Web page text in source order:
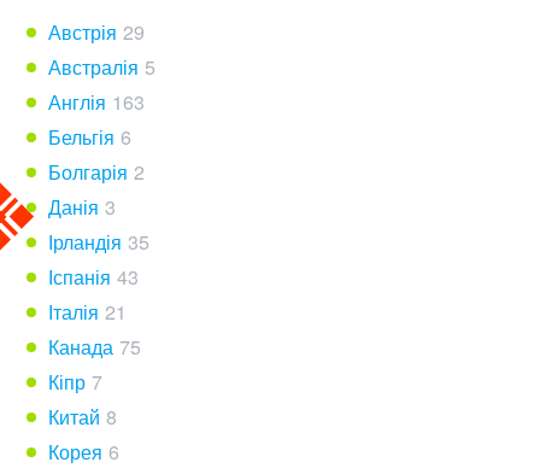
Австрія 29
Австралія 5
Англія 163
Бельгія 6
Болгарія 2
Данія 3
Ірландія 35
Іспанія 43
Італія 21
Канада 75
Кіпр 7
Китай 8
Корея 6